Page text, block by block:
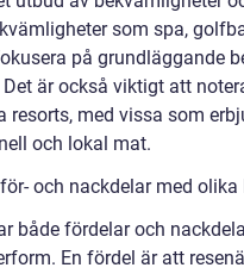
som spa,
på grundläggande
är också viktigt att
resorts, med vissa som
och lokal mat.
och nackdelar med olika
både fördelar och
En fördel är att